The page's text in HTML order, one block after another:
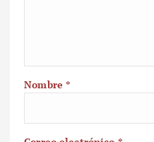
Nombre*